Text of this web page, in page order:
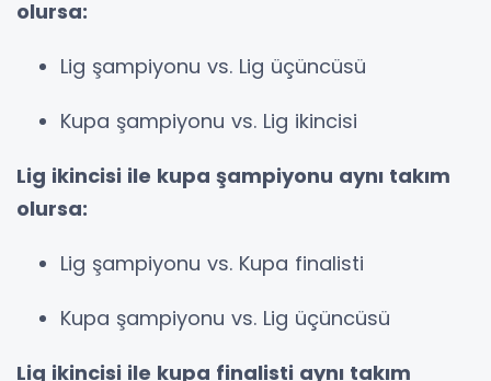
olursa:
Lig şampiyonu vs. Lig üçüncüsü
Kupa şampiyonu vs. Lig ikincisi
Lig ikincisi ile kupa şampiyonu aynı takım
olursa:
Lig şampiyonu vs. Kupa finalisti
Kupa şampiyonu vs. Lig üçüncüsü
Lig ikincisi ile kupa finalisti aynı takım